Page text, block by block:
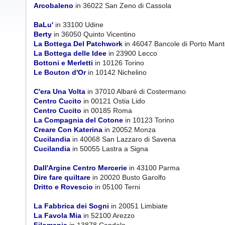
Arcobaleno in 36022 San Zeno di Cassola
BaLu' in 33100 Udine
Berty in 36050 Quinto Vicentino
La Bottega Del Patchwork in 46047 Bancole di Porto
La Bottega delle Idee in 23900 Lecco
Bottoni e Merletti in 10126 Torino
Le Bouton d'Orin 10142 Nichelino
C'era Una Volta in 37010 Albaré di Costermano
Centro Cucito in 00121 Ostia Lido
Centro Cucito in 00185 Roma
La Compagnia del Cotone in 10123 Torino
Creare Con Katerina in 20052 Monza
Cucilandia in 40068 San Lazzaro di Savena
Cucilandia in 50055 Lastra a Signa
Dall'Argine Centro Mercerie in 43100 Parma
Dire fare quiltare in 20020 Busto Garolfo
Dritto e Rovescio in 05100 Terni
La Fabbrica dei Sogni in 20051 Limbiate
La Favola Mia in 52100 Arezzo